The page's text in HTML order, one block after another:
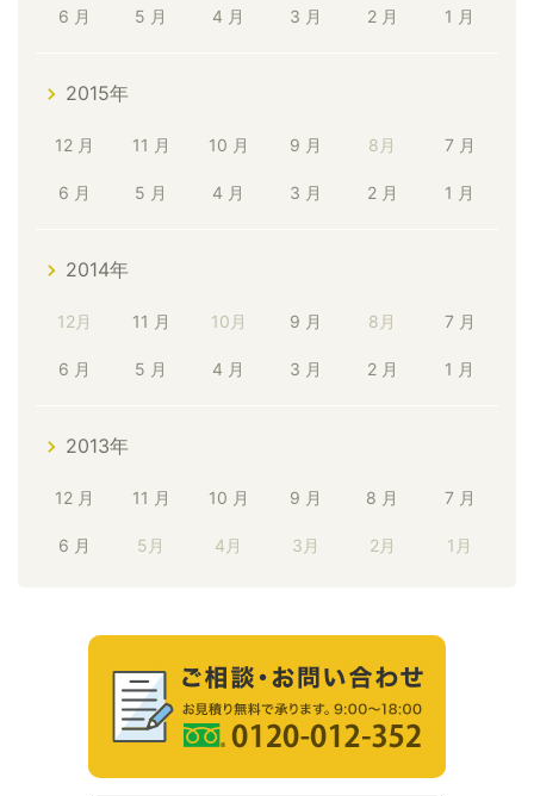
6 月 5 月 4 月 3 月 2 月 1 月
2015年
12 月 11 月 10 月 9 月 8月 7 月
6 月 5 月 4 月 3 月 2 月 1 月
2014年
12月 11 月 10月 9 月 8月 7 月
6 月 5 月 4 月 3 月 2 月 1 月
2013年
12 月 11 月 10 月 9 月 8 月 7 月
6 月 5月 4月 3月 2月 1月